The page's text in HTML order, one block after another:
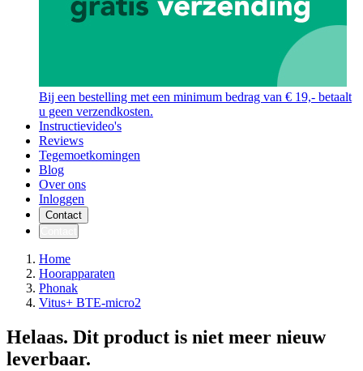
Bij een bestelling met een minimum bedrag van € 19,- betaalt
u geen verzendkosten.
Instructievideo's
Reviews
Tegemoetkomingen
Blog
Over ons
Inloggen
Contact
Home
Hoorapparaten
Phonak
Vitus+ BTE-micro2
Helaas. Dit product is niet meer nieuw
leverbaar.